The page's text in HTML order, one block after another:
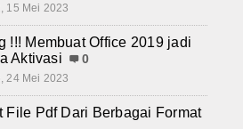
15 Mei 2023
!!! Membuat Office 2019 jadi
Aktivasi
0
24 Mei 2023
File Pdf Dari Berbagai Format